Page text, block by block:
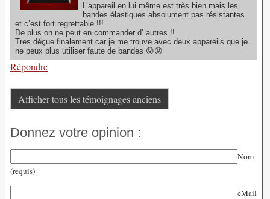
L’appareil en lui même est très bien mais les
bandes élastiques absolument pas résistantes
et c’est fort regrettable !!!
De plus on ne peut en commander d’ autres !!
Tres déçue finalement car je me trouve avec deux appareils que je
ne peux plus utiliser faute de bandes 😡😡
Répondre
Afficher tous les témoignages anciens
Donnez votre opinion :
Nom
(requis)
eMail